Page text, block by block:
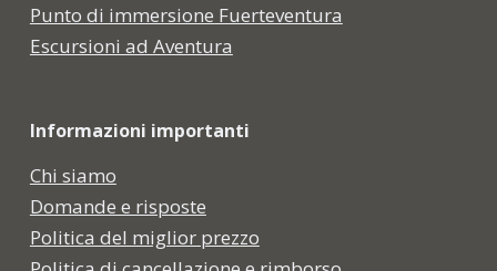
Punto di immersione Fuerteventura
Escursioni ad Aventura
Informazioni importanti
Chi siamo
Domande e risposte
Politica del miglior prezzo